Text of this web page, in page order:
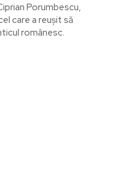
Porumbescu,
care a reușit să
românesc.